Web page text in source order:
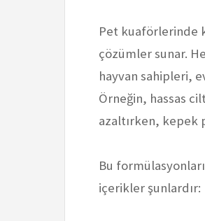
Pet kuaförlerinde
çözümler sunar.
hayvan sahipleri,
Örneğin, hassas
azaltırken, kepek
Bu
içerikler şunlardır: